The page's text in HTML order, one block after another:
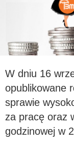
W dniu 16
opublikowane
sprawie
za pracę oraz
godzinowej w